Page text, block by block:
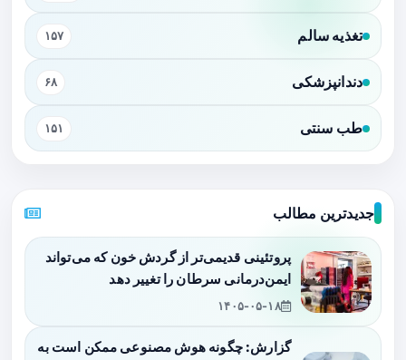
تغذیه سالم ۱۵۷
دندانپزشکی ۶۸
طب سنتی ۱۵۱
جدیدترین مطالب
پروتئینی قدیمی‌تر از گردش خون که می‌تواند
ایمن‌درمانی سرطان را تغییر دهد
۱۴۰۵-۰۵-۱۸
گزارش: چگونه هوش مصنوعی ممکن است به